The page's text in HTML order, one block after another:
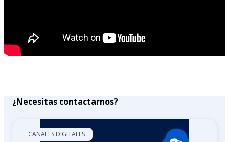
¿Necesitas contactarnos?
CANALES DIGITALES